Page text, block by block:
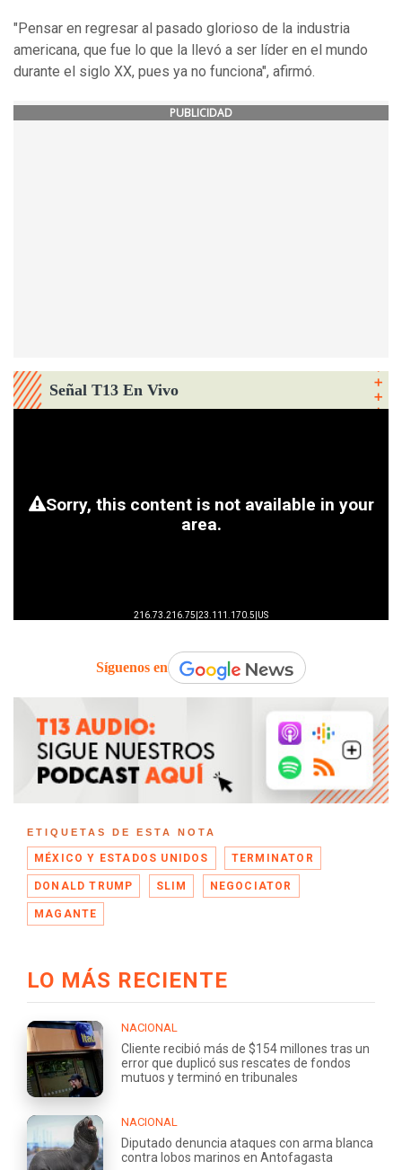
"Pensar en regresar al pasado glorioso de la industria
americana, que fue lo que la llevó a ser líder en el mundo
durante el siglo XX, pues ya no funciona", afirmó.
PUBLICIDAD
Señal T13 En Vivo
Síguenos en
ETIQUETAS DE ESTA NOTA
MÉXICO Y ESTADOS UNIDOS TERMINATOR
DONALD TRUMP SLIM NEGOCIATOR
MAGANTE
LO MÁS RECIENTE
NACIONAL
Cliente recibió más de $154 millones tras un
error que duplicó sus rescates de fondos
mutuos y terminó en tribunales
NACIONAL
Diputado denuncia ataques con arma blanca
contra lobos marinos en Antofagasta